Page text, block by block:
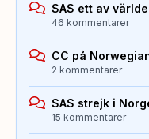
SAS ett av
46 kommentarer
CC på
2 kommentarer
SAS strejk i
15 kommentarer